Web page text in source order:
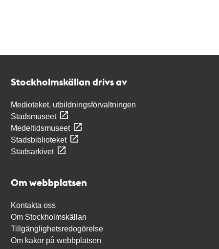
Stockholmskällan drivs av
Medioteket, utbildningsförvaltningen
Stadsmuseet
Medeltidsmuseet
Stadsbiblioteket
Stadsarkivet
Om webbplatsen
Kontakta oss
Om Stockholmskällan
Tillgänglighetsredogörelse
Om kakor på webbplatsen